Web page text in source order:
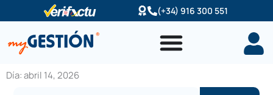
al
contenido
(+34) 916 300 551
Día: abril 14, 2026